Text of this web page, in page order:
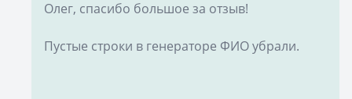
Олег, спасибо большое за отзыв!
Пустые строки в генераторе ФИО убрали.